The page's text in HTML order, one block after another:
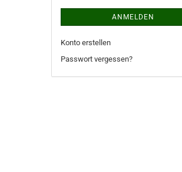
ANMELDEN
Konto erstellen
Passwort vergessen?